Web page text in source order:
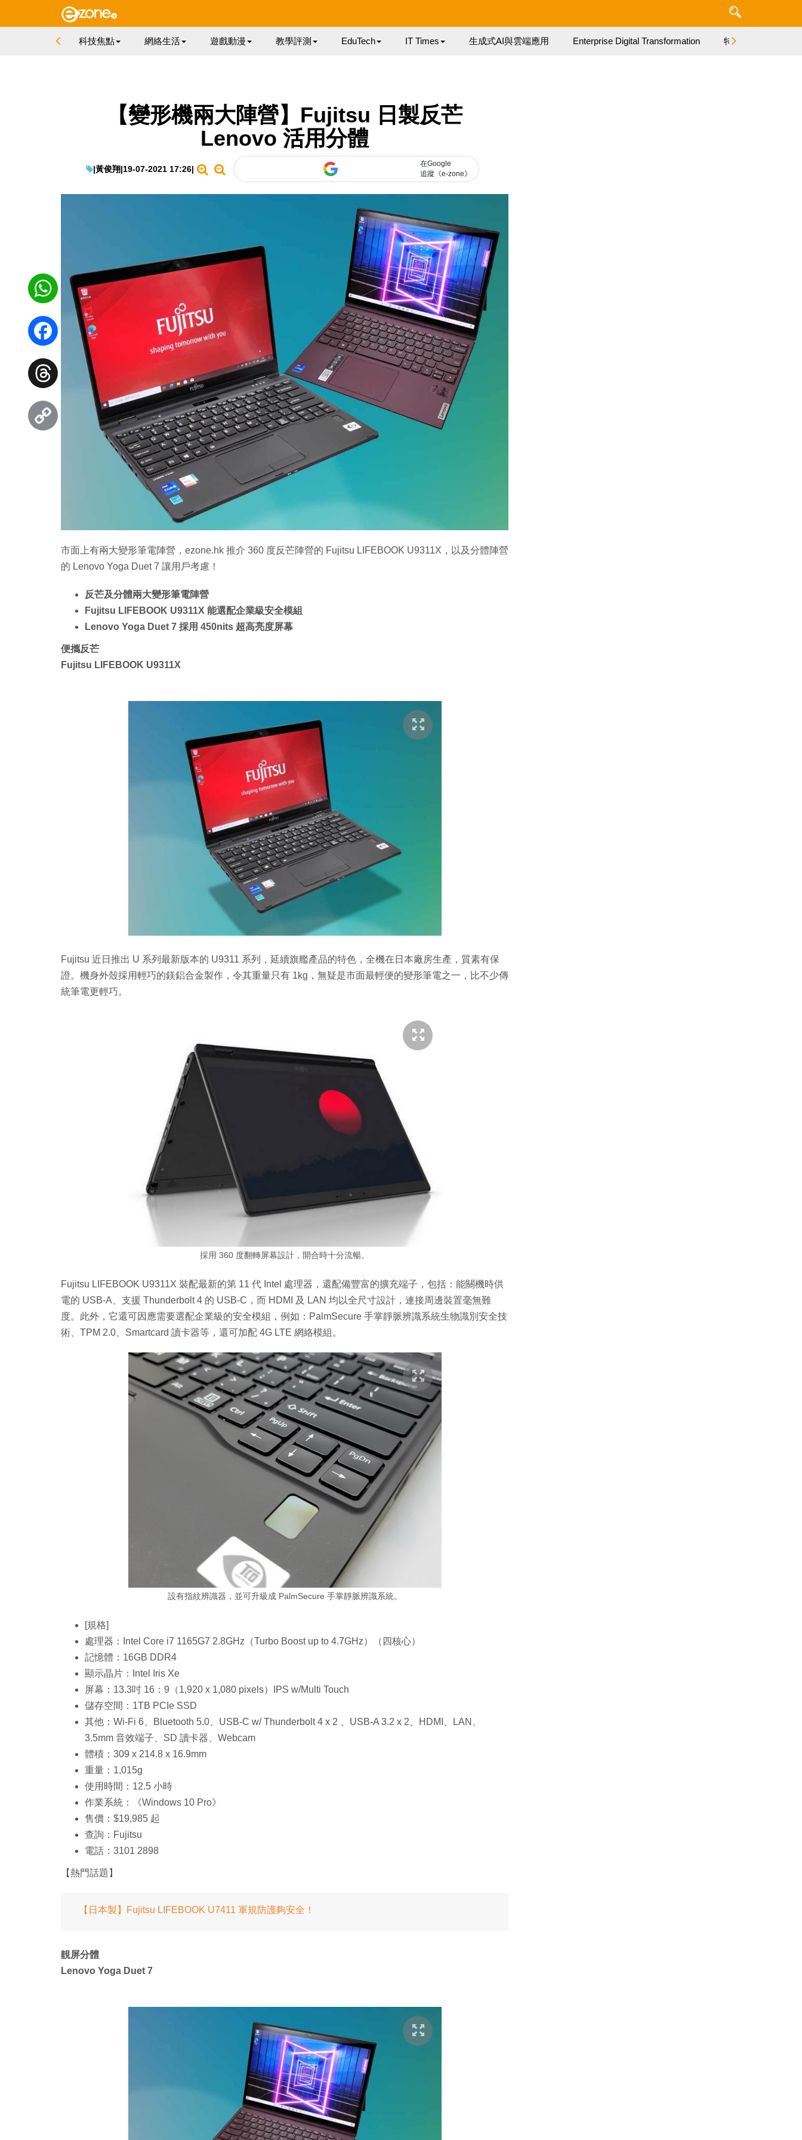
科技焦點 網絡生活 遊戲動漫 教學評測 EduTech IT Times 生成式AI與雲端應用 Enterprise Digital Transformation 特集
【變形機兩大陣營】Fujitsu 日製反芒
Lenovo 活用分體
|黃俊翔|19-07-2021 17:26|
在Google
追蹤《e-zone》
市面上有兩大變形筆電陣營，ezone.hk 推介 360 度反芒陣營的 Fujitsu LIFEBOOK U9311X，以及分體陣營
的 Lenovo Yoga Duet 7 讓用戶考慮！
反芒及分體兩大變形筆電陣營
Fujitsu LIFEBOOK U9311X 能選配企業級安全模組
Lenovo Yoga Duet 7 採用 450nits 超高亮度屏幕
便攜反芒
Fujitsu LIFEBOOK U9311X
Fujitsu 近日推出 U 系列最新版本的 U9311 系列，延續旗艦產品的特色，全機在日本廠房生產，質素有保
證。機身外殼採用輕巧的鎂鋁合金製作，令其重量只有 1kg，無疑是市面最輕便的變形筆電之一，比不少傳
統筆電更輕巧。
採用 360 度翻轉屏幕設計，開合時十分流暢。
Fujitsu LIFEBOOK U9311X 裝配最新的第 11 代 Intel 處理器，還配備豐富的擴充端子，包括：能關機時供
電的 USB-A、支援 Thunderbolt 4 的 USB-C，而 HDMI 及 LAN 均以全尺寸設計，連接周邊裝置毫無難
度。此外，它還可因應需要選配企業級的安全模組，例如：PalmSecure 手掌靜脈辨識系統生物識別安全技
術、TPM 2.0、Smartcard 讀卡器等，還可加配 4G LTE 網絡模組。
設有指紋辨識器，並可升級成 PalmSecure 手掌靜脈辨識系統。
[規格]
處理器：Intel Core i7 1165G7 2.8GHz（Turbo Boost up to 4.7GHz）（四核心）
記憶體：16GB DDR4
顯示晶片：Intel Iris Xe
屏幕：13.3吋 16：9（1,920 x 1,080 pixels）IPS w/Multi Touch
儲存空間：1TB PCIe SSD
其他：Wi-Fi 6、Bluetooth 5.0、USB-C w/ Thunderbolt 4 x 2 、USB-A 3.2 x 2、HDMI、LAN、
3.5mm 音效端子、SD 讀卡器、Webcam
體積：309 x 214.8 x 16.9mm
重量：1,015g
使用時間：12.5 小時
作業系統：《Windows 10 Pro》
售價：$19,985 起
查詢：Fujitsu
電話：3101 2898
【熱門話題】
【日本製】Fujitsu LIFEBOOK U7411 軍規防護夠安全！
靚屏分體
Lenovo Yoga Duet 7
WhatsApp
Facebook
Threads